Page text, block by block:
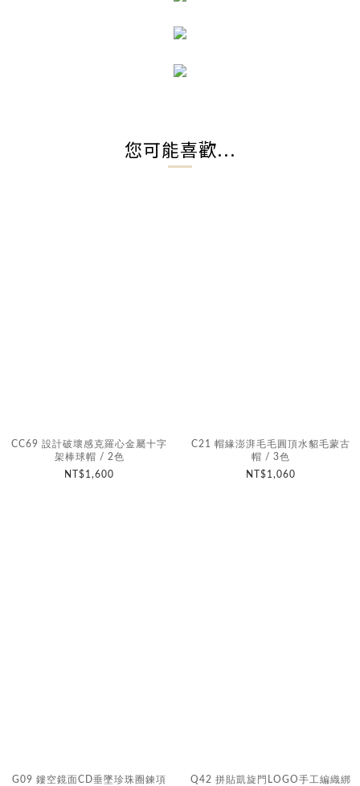
您可能喜歡...
CC69 設計破壞感克羅心金屬十字
架棒球帽 / 2色
NT$1,600
C21 帽緣澎湃毛毛圓頂水貂毛蒙古
帽 / 3色
NT$1,060
G09 鏤空鏡面CD垂墜珍珠圈鍊項
Q42 拼貼凱旋門LOGO手工編織綁